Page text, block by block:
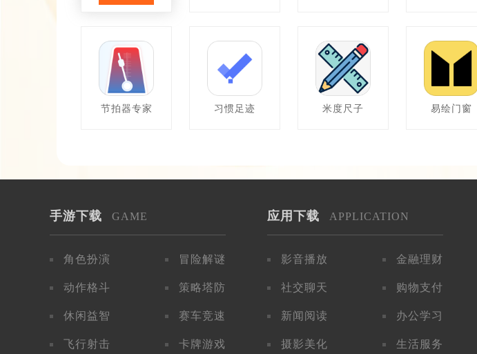
节拍器专家 习惯足迹 米度尺子 易绘门窗
手游下载 GAME
角色扮演
动作格斗
休闲益智
飞行射击
冒险解谜
策略塔防
赛车竞速
卡牌游戏
应用下载 APPLICATION
影音播放
社交聊天
新闻阅读
摄影美化
金融理财
购物支付
办公学习
生活服务